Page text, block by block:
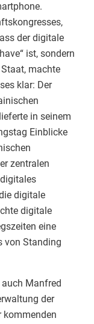
der digitale
ist, sondern
machte
klar: Der
in seinem
Einblicke
zentralen
digitale
digitale
eine
von Standing
Manfred
der
kommenden